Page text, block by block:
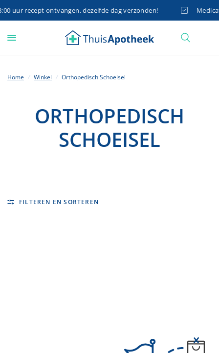
uur recept ontvangen, dezelfde dag verzonden!
Home / Winkel / Orthopedisch Schoeisel
ORTHOPEDISCH
SCHOEISEL
FILTEREN EN SORTEREN